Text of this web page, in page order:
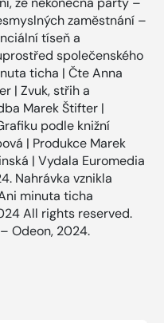
zaměstnání –
tíseň a
společenského
ticha | Čte Anna
| Zvuk, střih a
Marek Štifter |
podle knižní
| Produkce Marek
| Vydala Euromedia
Nahrávka vznikla
minuta ticha
All rights reserved.
Odeon, 2024.